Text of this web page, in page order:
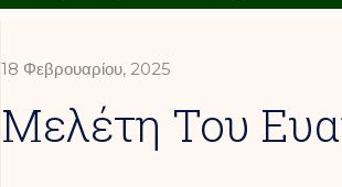
18 Φεβρουαρίου, 2025
Mελέτη Του